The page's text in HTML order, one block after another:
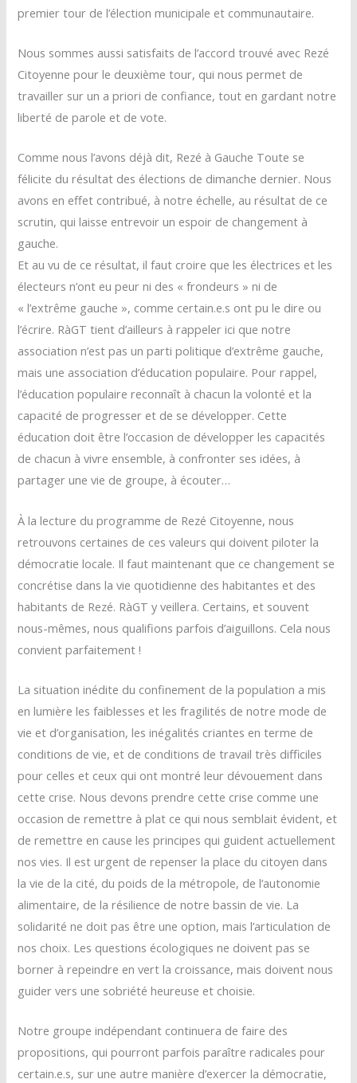
premier tour de l’élection municipale et communautaire.
Nous sommes aussi satisfaits de l’accord trouvé avec Rezé
Citoyenne pour le deuxième tour, qui nous permet de
travailler sur un a priori de confiance, tout en gardant notre
liberté de parole et de vote.
Comme nous l’avons déjà dit, Rezé à Gauche Toute se
félicite du résultat des élections de dimanche dernier. Nous
avons en effet contribué, à notre échelle, au résultat de ce
scrutin, qui laisse entrevoir un espoir de changement à
gauche.
Et au vu de ce résultat, il faut croire que les électrices et les
électeurs n’ont eu peur ni des « frondeurs » ni de
« l’extrême gauche », comme certain.e.s ont pu le dire ou
l’écrire. RàGT tient d’ailleurs à rappeler ici que notre
association n’est pas un parti politique d’extrême gauche,
mais une association d’éducation populaire. Pour rappel,
l’éducation populaire reconnaît à chacun la volonté et la
capacité de progresser et de se développer. Cette
éducation doit être l’occasion de développer les capacités
de chacun à vivre ensemble, à confronter ses idées, à
partager une vie de groupe, à écouter…
À la lecture du programme de Rezé Citoyenne, nous
retrouvons certaines de ces valeurs qui doivent piloter la
démocratie locale. Il faut maintenant que ce changement se
concrétise dans la vie quotidienne des habitantes et des
habitants de Rezé. RàGT y veillera. Certains, et souvent
nous-mêmes, nous qualifions parfois d’aiguillons. Cela nous
convient parfaitement !
La situation inédite du confinement de la population a mis
en lumière les faiblesses et les fragilités de notre mode de
vie et d’organisation, les inégalités criantes en terme de
conditions de vie, et de conditions de travail très difficiles
pour celles et ceux qui ont montré leur dévouement dans
cette crise. Nous devons prendre cette crise comme une
occasion de remettre à plat ce qui nous semblait évident, et
de remettre en cause les principes qui guident actuellement
nos vies. Il est urgent de repenser la place du citoyen dans
la vie de la cité, du poids de la métropole, de l’autonomie
alimentaire, de la résilience de notre bassin de vie. La
solidarité ne doit pas être une option, mais l’articulation de
nos choix. Les questions écologiques ne doivent pas se
borner à repeindre en vert la croissance, mais doivent nous
guider vers une sobriété heureuse et choisie.
Notre groupe indépendant continuera de faire des
propositions, qui pourront parfois paraître radicales pour
certain.e.s, sur une autre manière d’exercer la démocratie,